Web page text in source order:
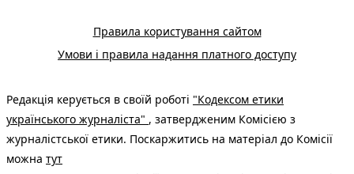
Правила користування сайтом
Умови і правила надання платного доступу
Редакція керується в своїй роботі "Кодексом етики
українського журналіста" , затвердженим Комісією з
журналістської етики. Поскаржитись на матеріал до Комісії
можна тут